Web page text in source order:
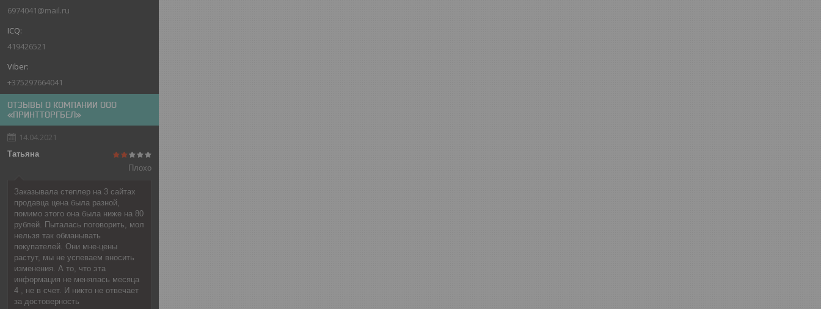
6974041@mail.ru
419426521
+375297664041
ОТЗЫВЫ О КОМПАНИИ ООО
«ПРИНТТОРГБЕЛ»
14.04.2021
Татьяна
Плохо
Заказывала степлер на 3 сайтах
продавца цена была разной,
помимо этого она была ниже на 80
рублей. Пыталась поговорить, мол
нельзя так обманывать
покупателей. Они мне-цены
растут, мы не успеваем вносить
изменения. А то, что эта
информация не менялась месяца
4 , не в счет. И никто не отвечает
за достоверность